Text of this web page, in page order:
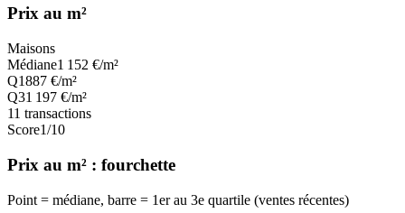
Prix au m²
Maisons
Médiane1 152 €/m²
Q1887 €/m²
Q31 197 €/m²
11 transactions
Score1/10
Prix au m² : fourchette
Point = médiane, barre = 1er au 3e quartile (ventes récentes)